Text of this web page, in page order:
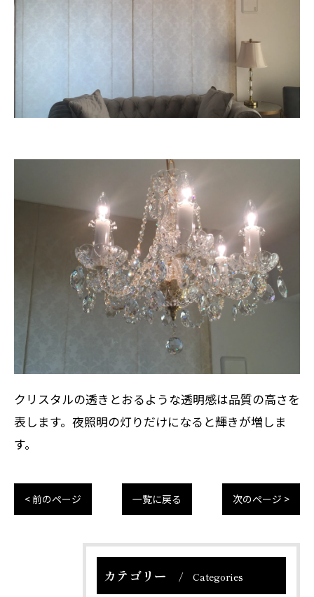
クリスタルの透きとおるような透明感は品質の高さを
表します。夜照明の灯りだけになると輝きが増しま
す。
< 前のページ 一覧に戻る 次のページ >
カテゴリー Categories